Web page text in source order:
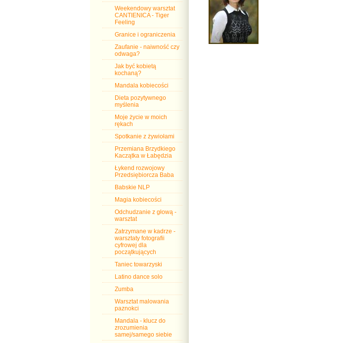
Weekendowy warsztat
CANTIENICA - Tiger
Feeling
Granice i ograniczenia
Zaufanie - naiwność czy
odwaga?
Jak być kobietą
kochaną?
Mandala kobiecości
Dieta pozytywnego
myślenia
Moje życie w moich
rękach
Spotkanie z żywiołami
Przemiana Brzydkiego
Kaczątka w Łabędzia
Łykend rozwojowy
Przedsiębiorcza Baba
Babskie NLP
Magia kobiecości
Odchudzanie z głową -
warsztat
Zatrzymane w kadrze -
warsztaty fotografii
cyfrowej dla
początkujących
Taniec towarzyski
Latino dance solo
Zumba
Warsztat malowania
paznokci
Mandala - klucz do
zrozumienia
samej/samego siebie